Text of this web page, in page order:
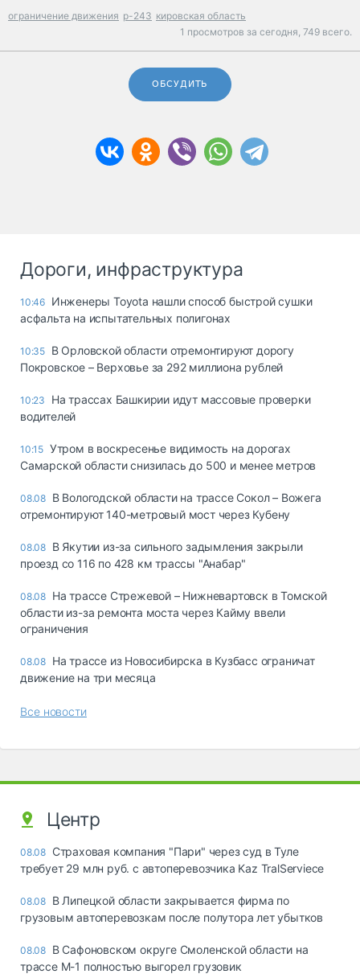
ограничение движения р-243 кировская область
1 просмотров за сегодня, 749 всего.
ОБСУДИТЬ
Дороги, инфраструктура
10:46 Инженеры Toyota нашли способ быстрой сушки
асфальта на испытательных полигонах
10:35 В Орловской области отремонтируют дорогу
Покровское – Верховье за 292 миллиона рублей
10:23
На трассах Башкирии идут массовые проверки
водителей
10:15 Утром в воскресенье видимость на дорогах
Самарской области снизилась до 500 и менее метров
08.08 В Вологодской области на трассе Сокол – Вожега
отремонтируют 140-метровый мост через Кубену
08.08 В Якутии из-за сильного задымления закрыли
проезд со 116 по 428 км трассы "Анабар"
08.08 На трассе Стрежевой – Нижневартовск в Томской
области из-за ремонта моста через Кайму ввели
ограничения
08.08 На трассе из Новосибирска в Кузбасс ограничат
движение на три месяца
Все новости
Центр
08.08 Страховая компания "Пари" через суд в Туле
требует 29 млн руб. с автоперевозчика Kaz TralServiece
08.08 В Липецкой области закрывается фирма по
грузовым автоперевозкам после полутора лет убытков
08.08 В Сафоновском округе Смоленской области на
трассе М-1 полностью выгорел грузовик